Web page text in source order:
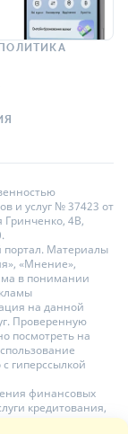
и услуг № 37423 от
Гринченко, 4В,
Материалы
«Мнение»,
в понимании
на данной
Проверенную
посмотреть на
гиперссылкой
финансовых
кредитования,
данные на